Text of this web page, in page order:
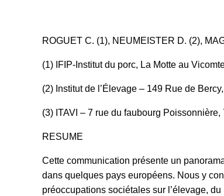
ROGUET C. (1), NEUMEISTER D. (2),
(1) IFIP-Institut du porc, La Motte au
(2) Institut de l’Élevage – 149 Rue de
(3) ITAVI – 7 rue du faubourg Poissonnière,
RESUME
Cette communication présente un
dans quelques pays européens. Nous y
préoccupations sociétales sur l’élevage,